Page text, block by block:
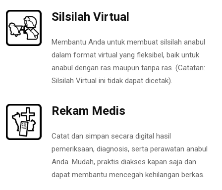
Silsilah Virtual
Membantu Anda untuk membuat silsilah anabul
dalam format virtual yang fleksibel, baik untuk
anabul dengan ras maupun tanpa ras. (Catatan:
Silsilah Virtual ini tidak dapat dicetak).
Rekam Medis
Catat dan simpan secara digital hasil
pemeriksaan, diagnosis, serta perawatan anabul
Anda. Mudah, praktis diakses kapan saja dan
dapat membantu mencegah kehilangan berkas.